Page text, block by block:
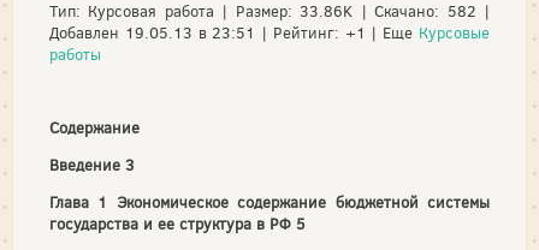
Тип: Курсовая работа | Размер: 33.86K | Скачано: 582 |
Добавлен 19.05.13 в 23:51 | Рейтинг: +1 | Еще Курсовые
работы
Содержание
Введение 3
Глава 1 Экономическое содержание бюджетной системы
государства и ее структура в РФ 5